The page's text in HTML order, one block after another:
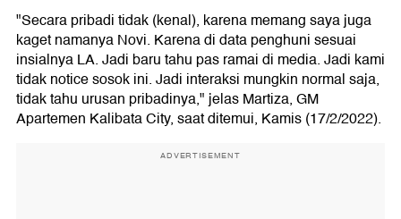
"Secara pribadi tidak (kenal), karena memang saya juga
kaget namanya Novi. Karena di data penghuni sesuai
insialnya LA. Jadi baru tahu pas ramai di media. Jadi kami
tidak notice sosok ini. Jadi interaksi mungkin normal saja,
tidak tahu urusan pribadinya," jelas Martiza, GM
Apartemen Kalibata City, saat ditemui, Kamis (17/2/2022).
ADVERTISEMENT